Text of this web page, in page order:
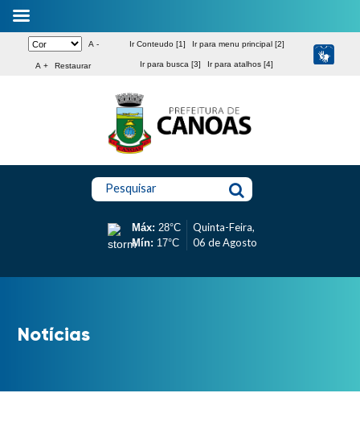
A -
A + Restaurar
Ir Conteudo [1] Ir para menu principal [2]
Ir para busca [3] Ir para atalhos [4]
Pesquisar
Máx: 28°C
Mín: 17°C
Quinta-Feira,
06 de Agosto
Notícias